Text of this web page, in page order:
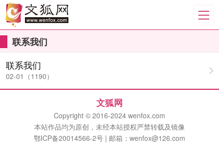
联系我们
联系我们
02-01（1190）
文狐网
Copyright © 2016-2024 wenfox.com
本站作品均为原创，未经本站授权严禁转载及镜像
鄂ICP备20014566-2号 | 邮箱：wenfox@126.com